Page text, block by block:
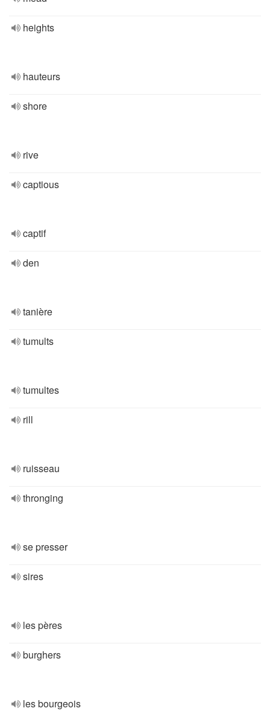
heights
hauteurs
shore
rive
captious
captif
den
tanière
tumults
tumultes
rill
ruisseau
thronging
se presser
sires
les pères
burghers
les bourgeois